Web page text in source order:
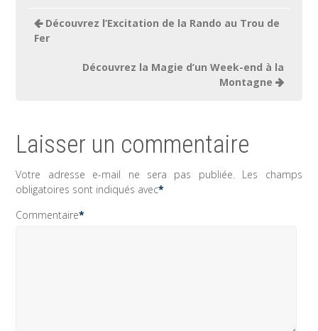
Navigation
de
Découvrez l’Excitation de la Rando au Trou de
Fer
Découvrez la Magie d’un Week-end à la
Montagne
Laisser un commentaire
Votre adresse e-mail ne sera pas publiée. Les champs
obligatoires sont indiqués avec*
Commentaire*